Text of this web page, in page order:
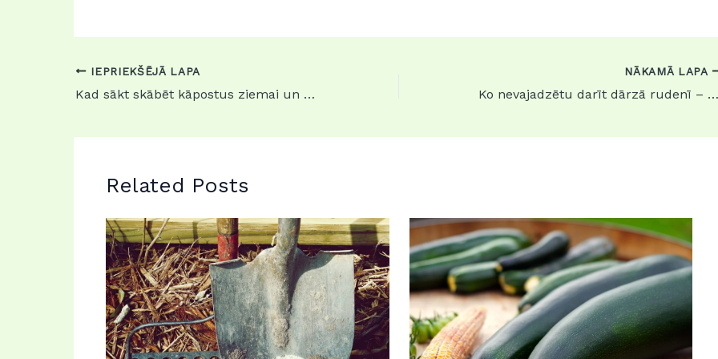
IEPRIEKŠĒJĀ LAPA
Kad sākt skābēt kāpostus ziemai un kā tos saglabāt līdz pavasarim
NĀKAMĀ LAPA
Ko nevajadzētu darīt dārzā rudenī – biežākās kļūdas
Related Posts